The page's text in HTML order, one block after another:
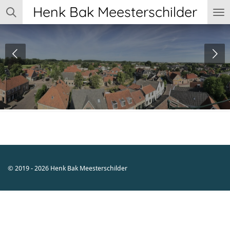
Ga
direct
de
hoofdinhoud
Henk Bak Meesterschilder
© 2019 - 2026 Henk Bak Meesterschilder